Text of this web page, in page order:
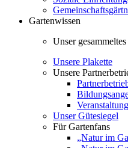
Gartenwissen
Unser
Unsere Plakette
Unsere
Unser Gütesiegel
Für Gartenfans
„Natur im